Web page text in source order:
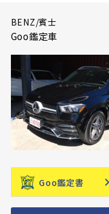
BENZ/賓士
Goo鑑定車
Goo鑑定書